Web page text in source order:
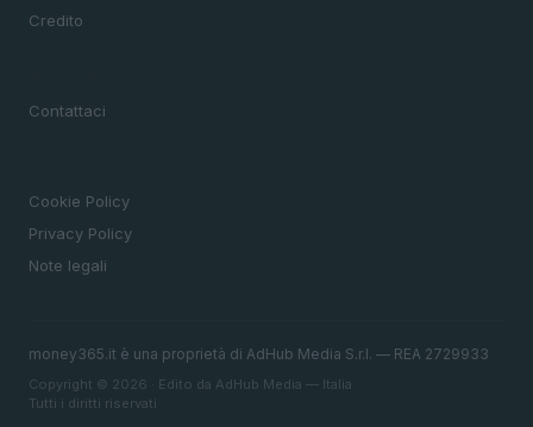
Credito
Contattaci
Cookie Policy
Privacy Policy
Note legali
money365.it è una proprietà di AdHub Media S.r.l. — REA 2729933
Copyright © 2026 · Edito da AdHub Media — Italia
Tutti i diritti riservati